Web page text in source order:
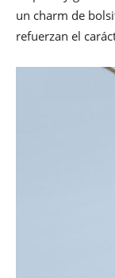
un charm de
refuerzan el